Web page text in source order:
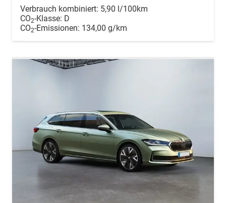
Verbrauch kombiniert: 5,90 l/100km
CO2-Klasse: D
CO2-Emissionen: 134,00 g/km